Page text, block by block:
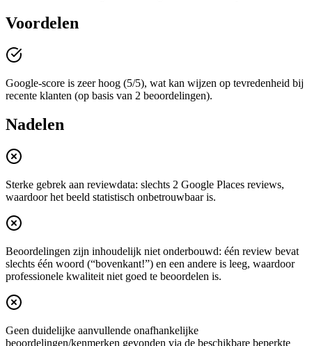
Voordelen
Google-score is zeer hoog (5/5), wat kan wijzen op tevredenheid bij
recente klanten (op basis van 2 beoordelingen).
Nadelen
Sterke gebrek aan reviewdata: slechts 2 Google Places reviews,
waardoor het beeld statistisch onbetrouwbaar is.
Beoordelingen zijn inhoudelijk niet onderbouwd: één review bevat
slechts één woord (“bovenkant!”) en een andere is leeg, waardoor
professionele kwaliteit niet goed te beoordelen is.
Geen duidelijke aanvullende onafhankelijke
beoordelingen/kenmerken gevonden via de beschikbare beperkte